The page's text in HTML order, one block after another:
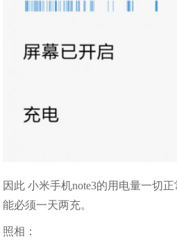
因此 小米手机note3的用电量一切
能必须一天两充。
照相：